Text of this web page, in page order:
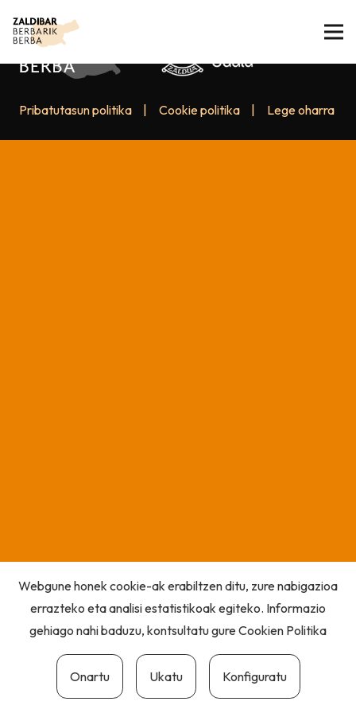
Pribatutasun politika Cookie politika Lege oharra
Webgune honek cookie-ak erabiltzen ditu, zure nabigazioa
errazteko eta analisi estatistikoak egiteko. Informazio
gehiago nahi baduzu, kontsultatu gureCookien Politika
Onartu Ukatu Konfiguratu